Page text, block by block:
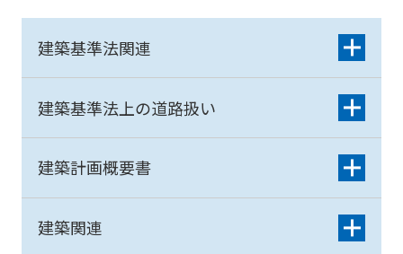
建築基準法関連
建築基準法上の道路扱い
建築計画概要書
建築関連